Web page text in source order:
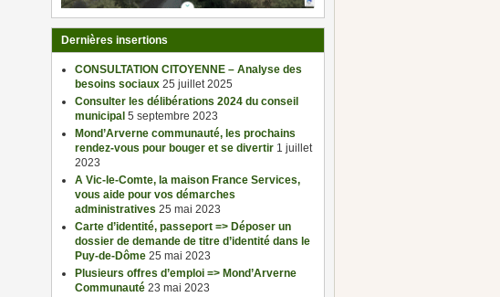
Dernières insertions
CONSULTATION CITOYENNE – Analyse des
besoins sociaux 25 juillet 2025
Consulter les délibérations 2024 du conseil
municipal 5 septembre 2023
Mond’Arverne communauté, les prochains
rendez-vous pour bouger et se divertir 1 juillet
2023
A Vic-le-Comte, la maison France Services,
vous aide pour vos démarches
administratives 25 mai 2023
Carte d’identité, passeport => Déposer un
dossier de demande de titre d’identité dans le
Puy-de-Dôme 25 mai 2023
Plusieurs offres d’emploi => Mond’Arverne
Communauté 23 mai 2023